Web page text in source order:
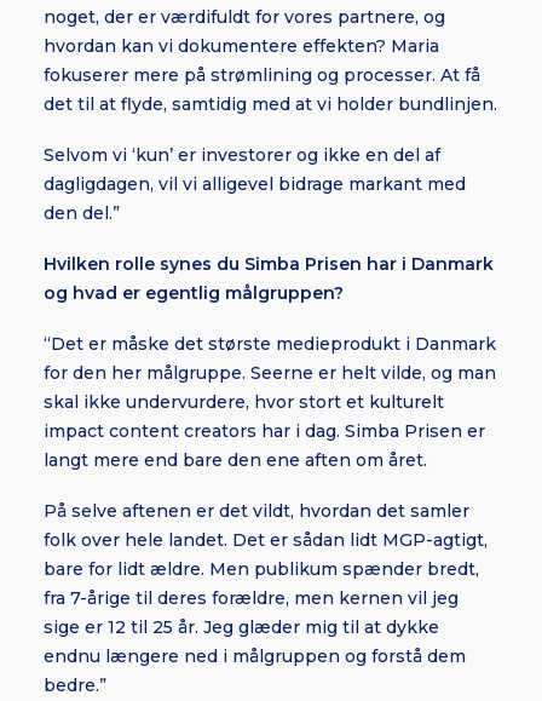
noget, der er værdifuldt for vores partnere, og
hvordan kan vi dokumentere effekten? Maria
fokuserer mere på strømlining og processer. At få
det til at flyde, samtidig med at vi holder bundlinjen.
Selvom vi ‘kun’ er investorer og ikke en del af
dagligdagen, vil vi alligevel bidrage markant med
den del.”
Hvilken rolle synes du Simba Prisen har i Danmark
og hvad er egentlig målgruppen?
“Det er måske det største medieprodukt i Danmark
for den her målgruppe. Seerne er helt vilde, og man
skal ikke undervurdere, hvor stort et kulturelt
impact content creators har i dag. Simba Prisen er
langt mere end bare den ene aften om året.
På selve aftenen er det vildt, hvordan det samler
folk over hele landet. Det er sådan lidt MGP-agtigt,
bare for lidt ældre. Men publikum spænder bredt,
fra 7-årige til deres forældre, men kernen vil jeg
sige er 12 til 25 år. Jeg glæder mig til at dykke
endnu længere ned i målgruppen og forstå dem
bedre.”